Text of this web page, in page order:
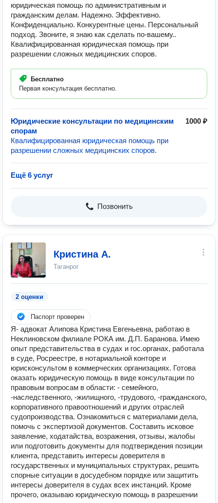
юридическая помощь по административным и
гражданским делам. Надежно. Эффективно.
Конфиденциально. Конкурентные цены. Персональный
подход. Звоните, я знаю как сделать по-вашему..
Квалифицированная юридическая помощь при
разрешении сложных медицинских споров.
Бесплатно
Первая консультация бесплатно.
Юридические консультации по медицинским
спорам
1000 ₽
Квалифицированная юридическая помощь при
разрешении сложных медицинских споров.
Ещё 6 услуг
Позвонить
Кристина А.
Таганрог
2 оценки
Паспорт проверен
Я- адвокат Алипова Кристина Евгеньевна, работаю в
Неклиновском филиале РОКА им. Д.П. Баранова. Имею
опыт представительства в судах и гос.органах, работала
в суде, Росреестре, в нотариальной конторе и
юрисконсультом в коммерческих организациях. Готова
оказать юридическую помощь в виде консультации по
правовым вопросам в области: - семейного,
-наследственного, -жилищного, -трудового, -гражданского,
корпоративного правоотношений и других отраслей
судопроизводства. Ознакомиться с материалами дела,
помочь с экспертизой документов. Составить исковое
заявление, ходатайства, возражения, отзывы, жалобы
или подготовить документы для подтверждения позиции
клиента, представить интересы доверителя в
государственных и муниципальных структурах, решить
спорные ситуации в досудебном порядке или защитить
интересы доверителя в судах всех инстанций. Кроме
прочего, оказываю юридическую помощь в разрешении